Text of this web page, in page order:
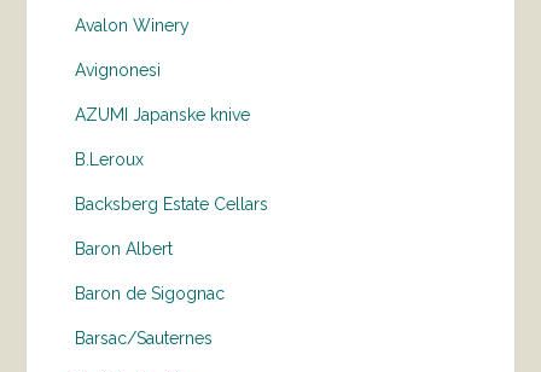
Avalon Winery
Avignonesi
AZUMI Japanske knive
B.Leroux
Backsberg Estate Cellars
Baron Albert
Baron de Sigognac
Barsac/Sauternes